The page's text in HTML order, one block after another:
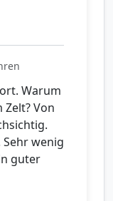
Warum
Von
Sehr wenig
guter